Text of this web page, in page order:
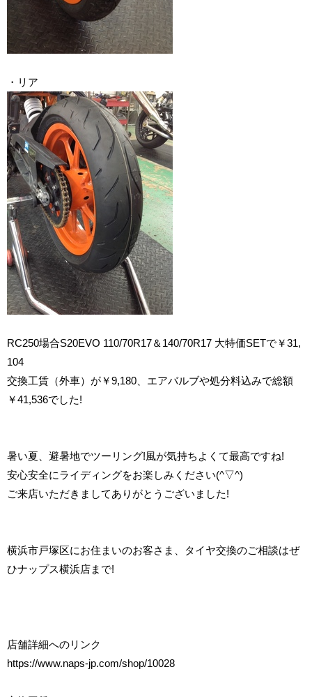
・リア
RC250場合S20EVO 110/70R17＆140/70R17 大特価SETで￥31,
104
交換工賃（外車）が￥9,180、エアバルブや処分料込みで総額
￥41,536でした!
暑い夏、避暑地でツーリング!風が気持ちよくて最高ですね!
安心安全にライディングをお楽しみください(^▽^)
ご来店いただきましてありがとうございました!
横浜市戸塚区にお住まいのお客さま、タイヤ交換のご相談はぜ
ひナップス横浜店まで!
店舗詳細へのリンク
https://www.naps-jp.com/shop/10028